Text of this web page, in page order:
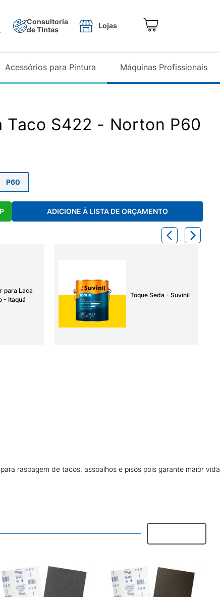
Consultoria
de Tintas
Lojas
Acessórios para Pintura Máquinas Profissionais
Taco S422 - Norton P60
P60
ADICIONE À LISTA DE ORÇAMENTO
para Laca
- Itaquá
Toque Seda - Suvinil
raspagem de tacos, assoalhos e pisos pois garante maior vida